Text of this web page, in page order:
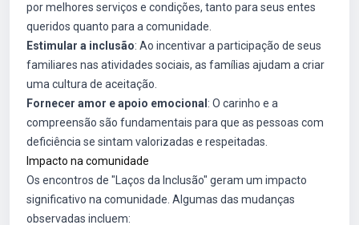
por melhores serviços e condições, tanto para seus entes
queridos quanto para a comunidade.
Estimular a inclusão: Ao incentivar a participação de seus
familiares nas atividades sociais, as famílias ajudam a criar
uma cultura de aceitação.
Fornecer amor e apoio emocional : O carinho e a
compreensão são fundamentais para que as pessoas com
deficiência se sintam valorizadas e respeitadas.
Impacto na comunidade
Os encontros de "Laços da Inclusão" geram um impacto
significativo na comunidade. Algumas das mudanças
observadas incluem: